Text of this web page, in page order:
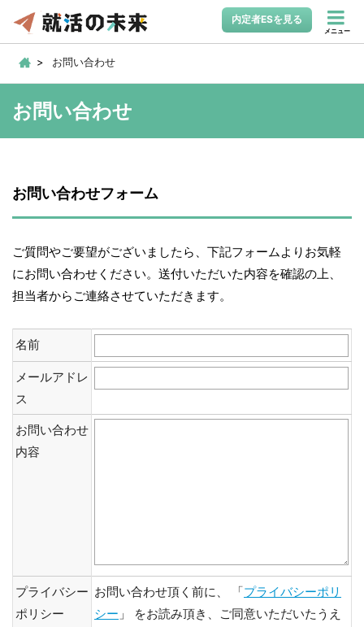
内定者ESを見る
メニュー
お問い合わせ
お問い合わせ
お問い合わせフォーム
ご質問やご要望がございましたら、下記フォームよりお気軽
にお問い合わせください。送付いただいた内容を確認の上、
担当者からご連絡させていただきます。
名前
メールアドレ
ス
お問い合わせ
内容
プライバシー
ポリシー
お問い合わせ頂く前に、 「プライバシーポリ
シー 」 をお読み頂き、ご同意いただいたうえ